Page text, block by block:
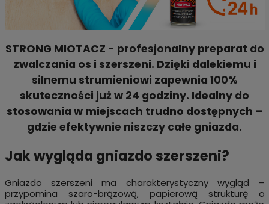
STRONG MIOTACZ - profesjonalny preparat do
zwalczania os i szerszeni. Dzięki dalekiemu i
silnemu strumieniowi zapewnia 100%
skuteczności już w 24 godziny. Idealny do
stosowania w miejscach trudno dostępnych –
gdzie efektywnie niszczy całe gniazda.
Jak wygląda gniazdo szerszeni?
Gniazdo szerszeni ma charakterystyczny wygląd –
przypomina szaro-brązową, papierową strukturę o